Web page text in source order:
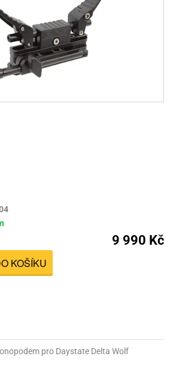
9 990 Kč
KOŠÍKU
pro Daystate Delta Wolf